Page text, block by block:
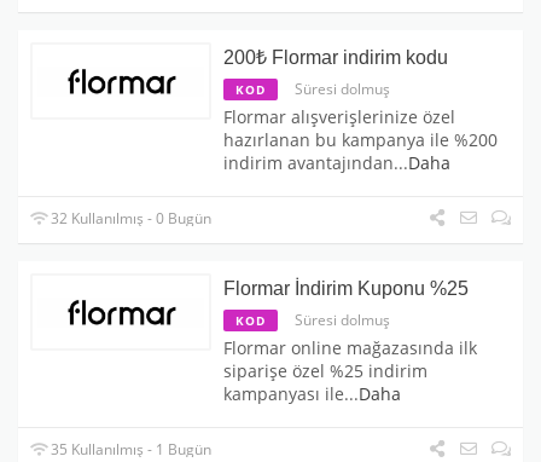
200₺ Flormar indirim kodu
KOD Süresi dolmuş
Flormar alışverişlerinize özel
hazırlanan bu kampanya ile %200
indirim avantajından...Daha
32 Kullanılmış - 0 Bugün
Flormar İndirim Kuponu %25
KOD Süresi dolmuş
Flormar online mağazasında ilk
siparişe özel %25 indirim
kampanyası ile...Daha
35 Kullanılmış - 1 Bugün